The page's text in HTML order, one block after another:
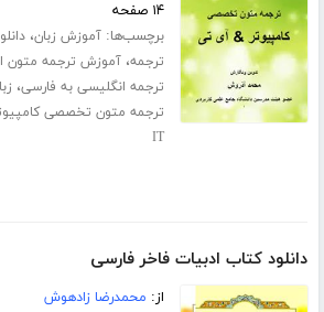
۱۴ صفحه
برچسب‌ها:آموزش زبان،
ترجمه،آموزش ترجمه متون
ترجمه انگلیسی به فارسی،
ترجمه متون تخصصی
IT
دانلود کتاب ادبیات فاخر فارسی
از: محمدرضا زادهوش